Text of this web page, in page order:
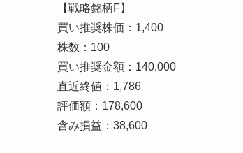
【戦略銘柄F】
買い推奨株価：1,400
株数：100
買い推奨金額：140,000
直近終値：1,786
評価額：178,600
含み損益：38,600